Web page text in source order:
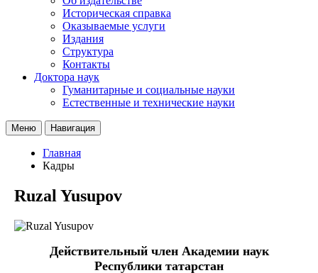
Историческая справка
Оказываемые услуги
Издания
Структура
Контакты
Доктора наук
Гуманитарные и социальные науки
Естественные и технические науки
Меню Навигация
Главная
Кадры
Ruzal Yusupov
Действительный член Академии наук
Республики татарстан